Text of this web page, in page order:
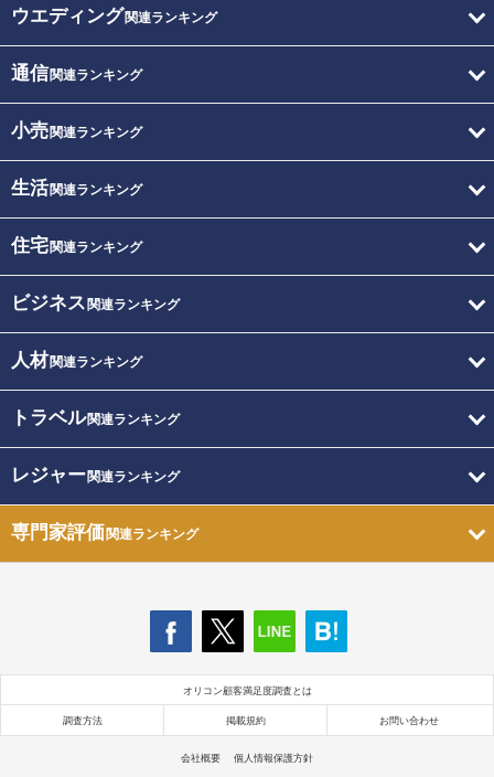
ウエディング関連ランキング
通信関連ランキング
小売関連ランキング
生活関連ランキング
住宅関連ランキング
ビジネス 関連ランキング
人材関連ランキング
トラベル関連ランキング
レジャー関連ランキング
専門家評価関連ランキング
オリコン顧客満足度調査とは
調査方法 掲載規約 お問い合わせ
会社概要 個人情報保護方針